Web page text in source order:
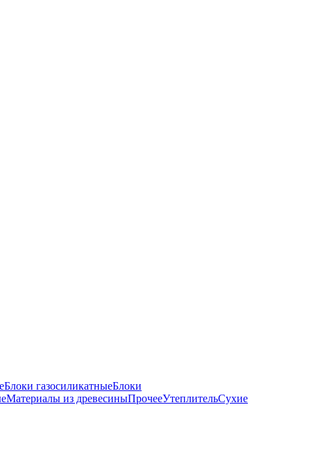
Блоки газосиликатныеБлоки
Материалы из древесиныПрочееУтеплительСухие